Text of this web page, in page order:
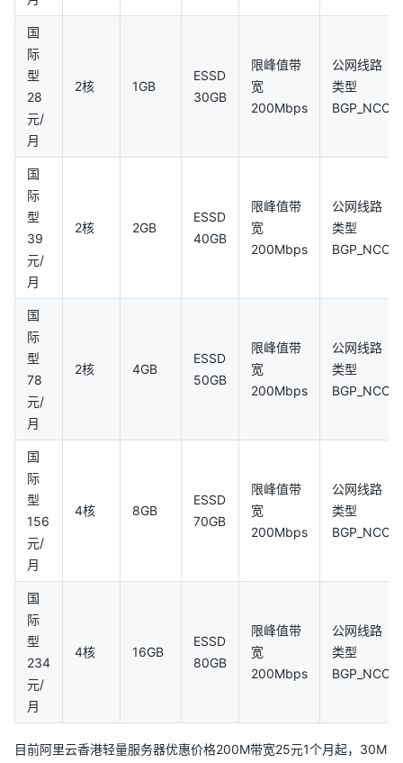
国
际
型
28
元/
月
2核 1GB
ESSD
30GB
限峰值带
宽
200Mbps
公网线路
类型
BGP_NCO
国
际
型
39
元/
月
2核 2GB
ESSD
40GB
限峰值带
宽
200Mbps
公网线路
类型
BGP_NCO
国
际
型
78
元/
月
2核 4GB
ESSD
50GB
限峰值带
宽
200Mbps
公网线路
类型
BGP_NCO
国
际
型
156
元/
月
4核 8GB
ESSD
70GB
限峰值带
宽
200Mbps
公网线路
类型
BGP_NCO
国
际
型
234
元/
月
4核 16GB
ESSD
80GB
限峰值带
宽
200Mbps
公网线路
类型
BGP_NCO
目前阿里云香港轻量服务器优惠价格200M带宽25元1个月起，30M